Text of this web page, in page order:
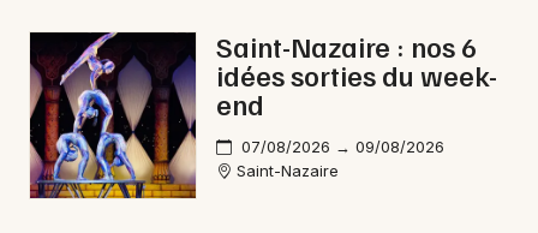
Sorties & loisirs
Rap en Loire-Atlantique
Rap dans les Pays de la Loire
Saint-Nazaire : nos 6
idées sorties du week-
end
07/08/2026 → 09/08/2026
Saint-Nazaire